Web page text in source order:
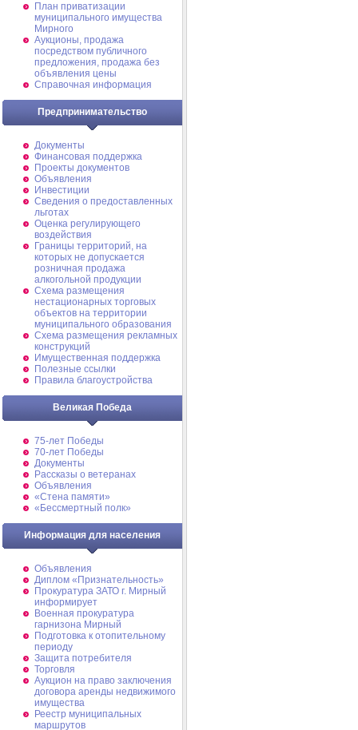
План приватизации
муниципального имущества
Мирного
Аукционы, продажа
посредством публичного
предложения, продажа без
объявления цены
Справочная информация
Предпринимательство
Документы
Финансовая поддержка
Проекты документов
Объявления
Инвестиции
Сведения о предоставленных
льготах
Оценка регулирующего
воздействия
Границы территорий, на
которых не допускается
розничная продажа
алкогольной продукции
Схема размещения
нестационарных торговых
объектов на территории
муниципального образования
Схема размещения рекламных
конструкций
Имущественная поддержка
Полезные ссылки
Правила благоустройства
Великая Победа
75-лет Победы
70-лет Победы
Документы
Рассказы о ветеранах
Объявления
«Стена памяти»
«Бессмертный полк»
Информация для населения
Объявления
Диплом «Признательность»
Прокуратура ЗАТО г. Мирный
информирует
Военная прокуратура
гарнизона Мирный
Подготовка к отопительному
периоду
Защита потребителя
Торговля
Аукцион на право заключения
договора аренды недвижимого
имущества
Реестр муниципальных
маршрутов